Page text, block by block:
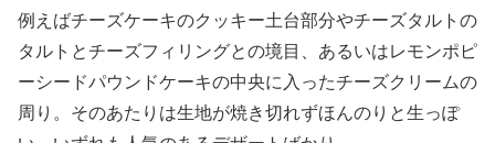
例えばチーズケーキのクッキー土台部分やチーズタルトの
タルトとチーズフィリングとの境目、あるいはレモンポピ
ーシードパウンドケーキの中央に入ったチーズクリームの
周り。そのあたりは生地が焼き切れずほんのりと生っぽ